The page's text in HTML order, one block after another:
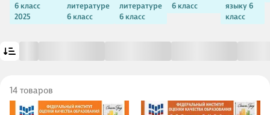
6 класс
2025
литературе
6 класс
литературе
6 класс
6 класс
языку 6
класс
14 товаров